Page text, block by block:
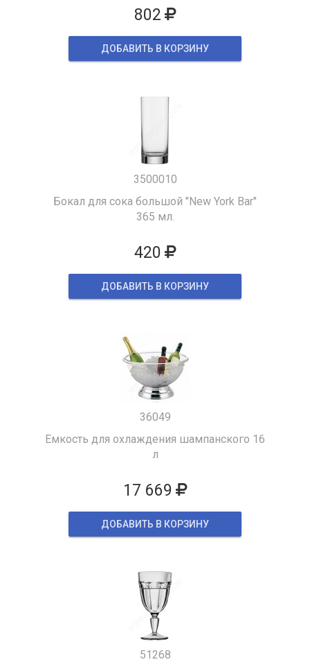
802
ДОБАВИТЬ В КОРЗИНУ
3500010
Бокал для сока большой "New York Bar"
365 мл.
420
ДОБАВИТЬ В КОРЗИНУ
36049
Емкость для охлаждения шампанского 16
л
17 669
ДОБАВИТЬ В КОРЗИНУ
51268